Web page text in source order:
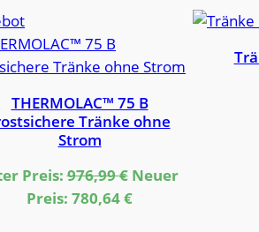
Produkt
im
Angebot
THERMOLAC™ 75 B
Tränke ohne
Strom
Preis:976,99€ Ursprünglicher
Preis
Neuer
Preis: 780,64€Aktueller